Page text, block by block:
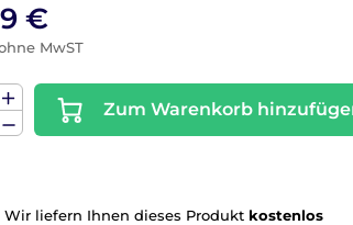
€
MwST
Zum Warenkorb
Wir liefern Ihnen dieses Produkt kostenlos